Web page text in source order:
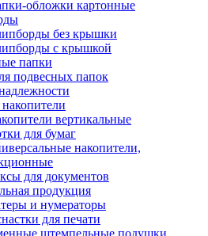
обложки картонные
без крышки
с крышкой
папки
подвесных папок
вертикальные
для бумаг
накопители,
для документов
продукция
и нумераторы
для печати